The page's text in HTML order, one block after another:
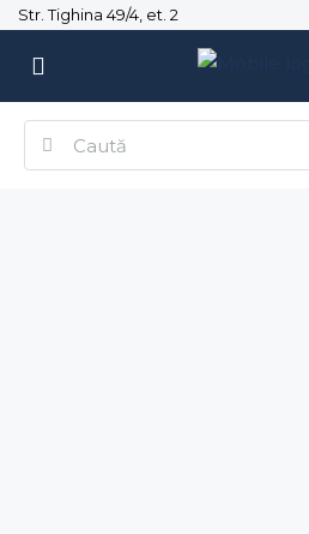
Str. Tighina 49/4, et. 2